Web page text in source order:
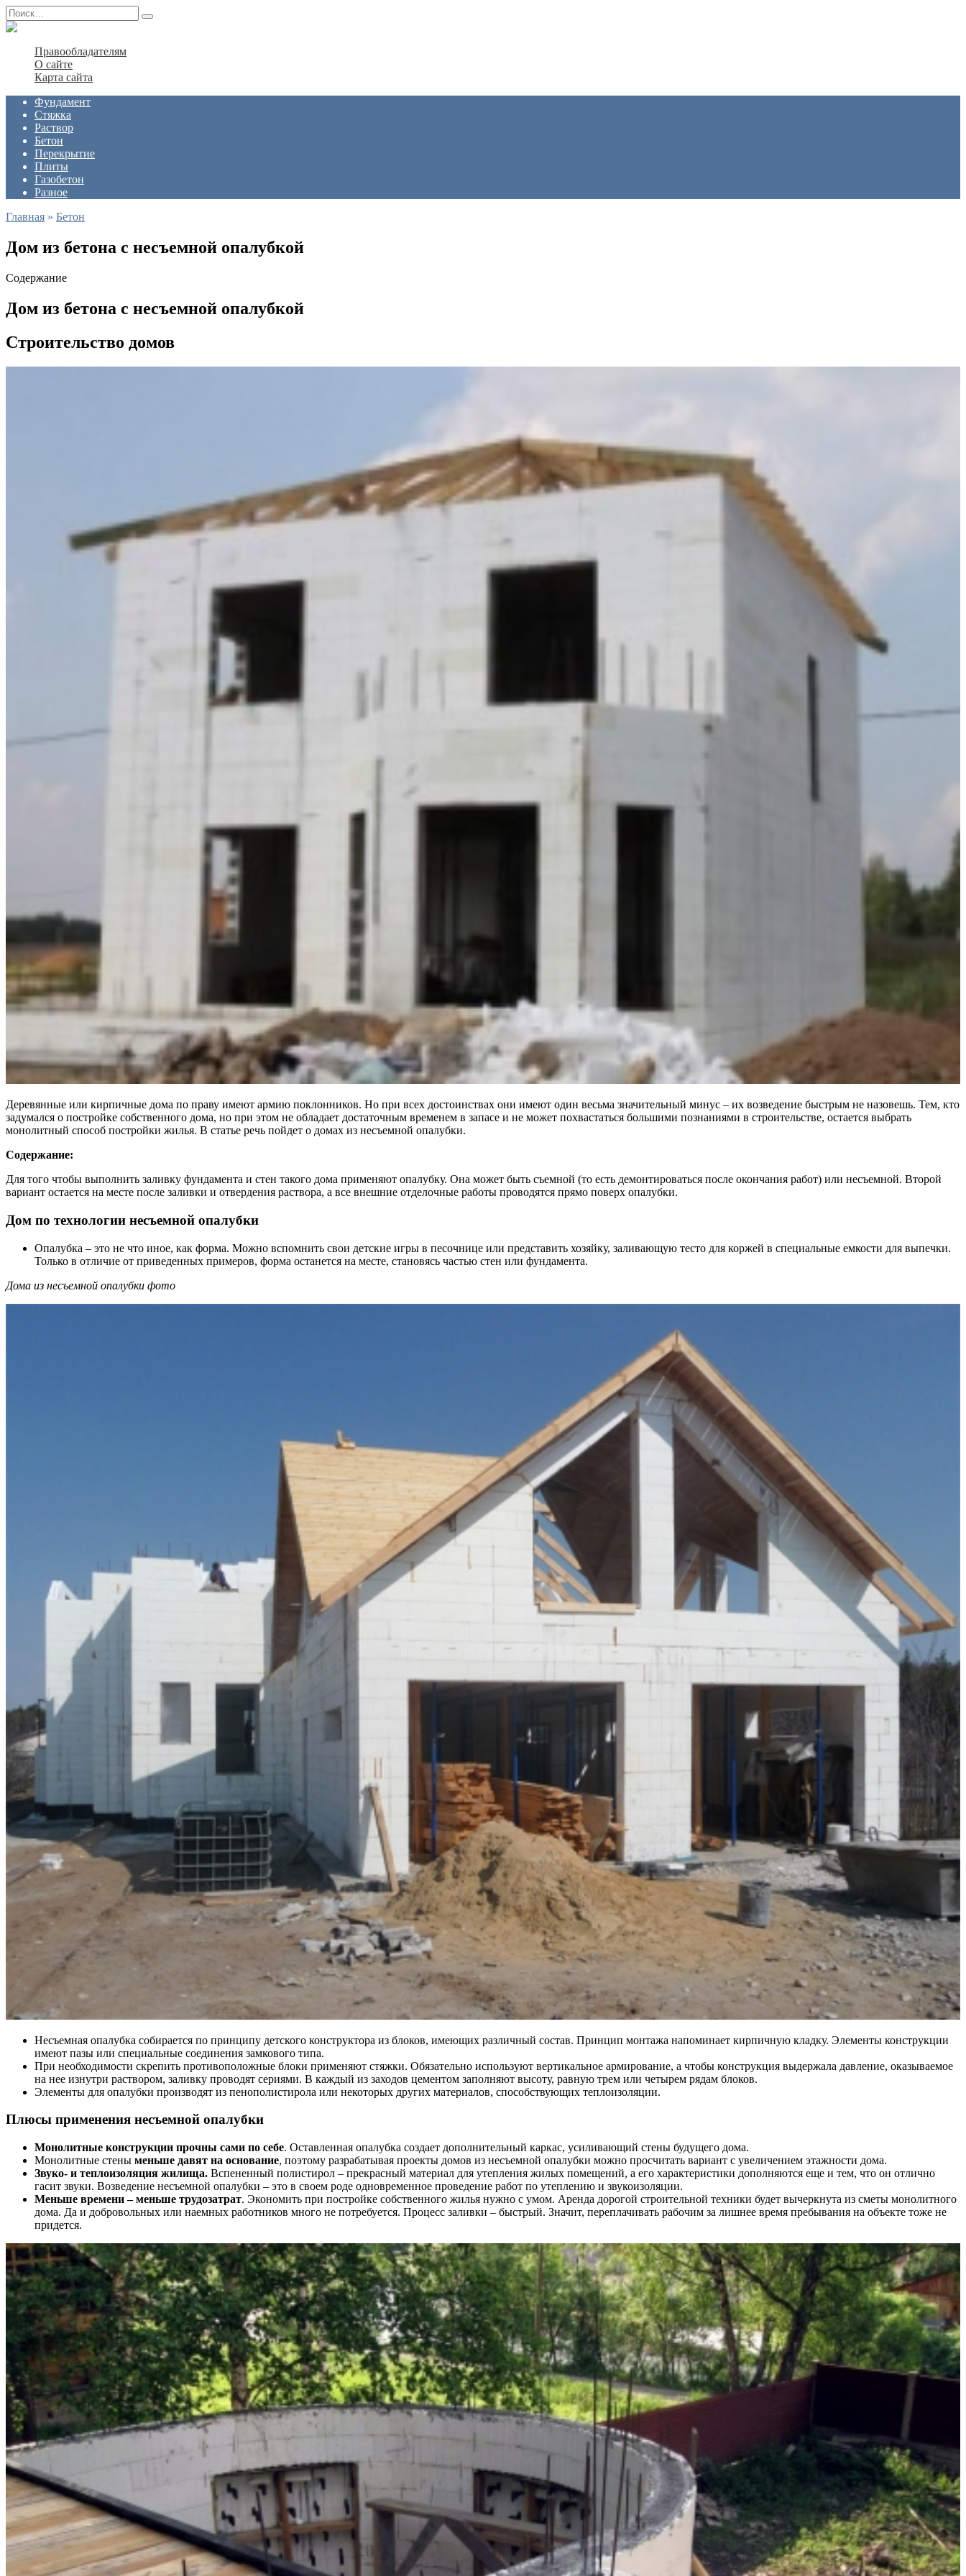
Перейти
к
Search
for:
Правообладателям
О сайте
Карта сайта
Фундамент
Стяжка
Раствор
Бетон
Перекрытие
Плиты
Газобетон
Разное
Главная » Бетон
Дом из бетона с несъемной опалубкой
Содержание
Дом из бетона с несъемной опалубкой
Строительство домов
Деревянные или кирпичные дома по праву имеют армию поклонников. Но при всех достоинствах они имеют один весьма значительный минус – их возведение быстрым не назовешь. Тем, кто
задумался о постройке собственного дома, но при этом не обладает достаточным временем в запасе и не может похвастаться большими познаниями в строительстве, остается выбрать
монолитный способ постройки жилья. В статье речь пойдет о домах из несъемной опалубки.
Содержание:
Для того чтобы выполнить заливку фундамента и стен такого дома применяют опалубку. Она может быть съемной (то есть демонтироваться после окончания работ) или несъемной. Второй
вариант остается на месте после заливки и отвердения раствора, а все внешние отделочные работы проводятся прямо поверх опалубки.
Дом по технологии несъемной опалубки
Опалубка – это не что иное, как форма. Можно вспомнить свои детские игры в песочнице или представить хозяйку, заливающую тесто для коржей в специальные емкости для выпечки.
Только в отличие от приведенных примеров, форма останется на месте, становясь частью стен или фундамента.
Дома из несъемной опалубки фото
Несъемная опалубка собирается по принципу детского конструктора из блоков, имеющих различный состав. Принцип монтажа напоминает кирпичную кладку. Элементы конструкции
имеют пазы или специальные соединения замкового типа.
При необходимости скрепить противоположные блоки применяют стяжки. Обязательно используют вертикальное армирование, а чтобы конструкция выдержала давление, оказываемое
на нее изнутри раствором, заливку проводят сериями. В каждый из заходов цементом заполняют высоту, равную трем или четырем рядам блоков.
Элементы для опалубки производят из пенополистирола или некоторых других материалов, способствующих теплоизоляции.
Плюсы применения несъемной опалубки
Монолитные конструкции прочны сами по себе. Оставленная опалубка создает дополнительный каркас, усиливающий стены будущего дома.
Монолитные стены меньше давят на основание, поэтому разрабатывая проекты домов из несъемной опалубки можно просчитать вариант с увеличением этажности дома.
Звуко- и теплоизоляция жилища. Вспененный полистирол – прекрасный материал для утепления жилых помещений, а его характеристики дополняются еще и тем, что он отлично
гасит звуки. Возведение несъемной опалубки – это в своем роде одновременное проведение работ по утеплению и звукоизоляции.
Меньше времени – меньше трудозатрат. Экономить при постройке собственного жилья нужно с умом. Аренда дорогой строительной техники будет вычеркнута из сметы монолитного
дома. Да и добровольных или наемных работников много не потребуется. Процесс заливки – быстрый. Значит, переплачивать рабочим за лишнее время пребывания на объекте тоже не
придется.